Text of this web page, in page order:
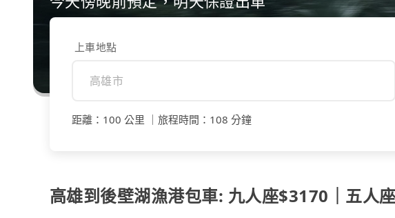
上車地點
距離 ： 100 公里 旅程時間 ： 108 分鐘
高雄到後壁湖漁港包車: 九人座$3170｜五人